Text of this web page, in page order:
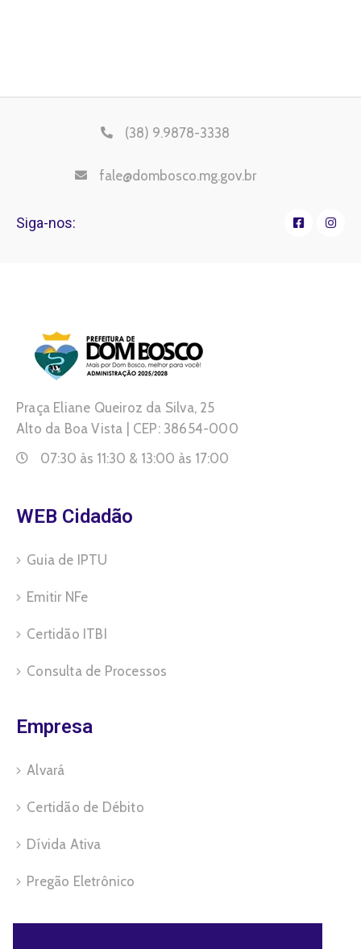
(38) 9.9878-3338
fale@dombosco.mg.gov.br
Siga-nos:
Praça Eliane Queiroz da Silva, 25
Alto da Boa Vista | CEP: 38654-000
07:30 às 11:30 & 13:00 às 17:00
WEB Cidadão
Guia de IPTU
Emitir NFe
Certidão ITBI
Consulta de Processos
Empresa
Alvará
Certidão de Débito
Dívida Ativa
Pregão Eletrônico